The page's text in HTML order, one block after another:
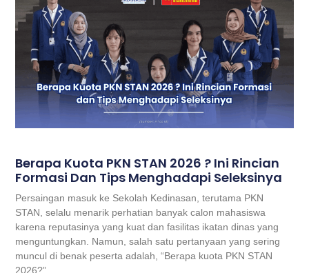
Berapa Kuota PKN STAN 2026 ? Ini Rincian
Formasi Dan Tips Menghadapi Seleksinya
Persaingan masuk ke Sekolah Kedinasan, terutama PKN
STAN, selalu menarik perhatian banyak calon mahasiswa
karena reputasinya yang kuat dan fasilitas ikatan dinas yang
menguntungkan. Namun, salah satu pertanyaan yang sering
muncul di benak peserta adalah, “Berapa kuota PKN STAN
2026?”